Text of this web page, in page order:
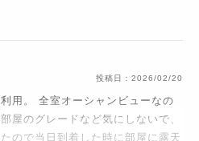
投稿日： 2026/02/20
用。 全室オーシャンビューなの
屋のグレードなど気にしないで、
ので当日到着した時に部屋に露天